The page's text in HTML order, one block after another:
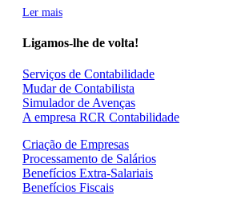
Ler mais
Ligamos-lhe de volta!
Serviços de Contabilidade
Mudar de Contabilista
Simulador de Avenças
A empresa RCR Contabilidade
Criação de Empresas
Processamento de Salários
Benefícios Extra-Salariais
Benefícios Fiscais